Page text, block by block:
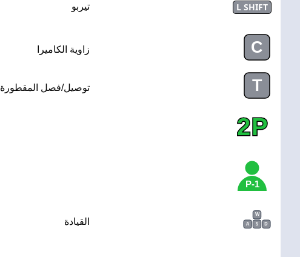
L SHIFT تيربو
C زاوية الكاميرا
T توصيل/فصل المقطورة
2P
1-P
W
A
S D القيادة